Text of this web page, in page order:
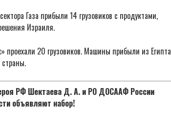
Газа прибыли 14 грузовиков с продуктами,
Израиля.
проехали 20 грузовиков. Машины прибыли из Египта
РФ Шектаева Д. А. и РО ДОСААФ России
объявляют набор!